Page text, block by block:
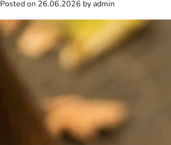
Posted on 26.06.2026 by admin